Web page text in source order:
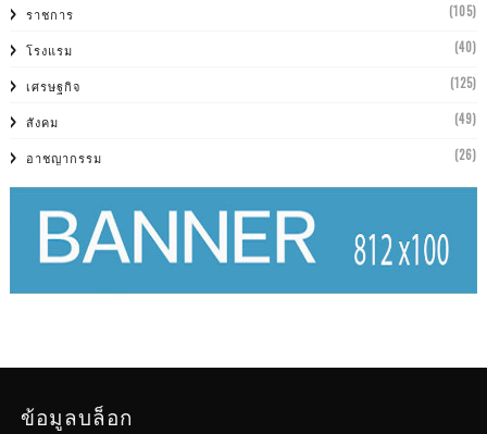
ราชการ (105)
โรงแรม (40)
เศรษฐกิจ (125)
สังคม (49)
อาชญากรรม (26)
ข้อมูลบล็อก